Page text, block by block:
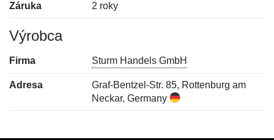
Záruka 2 roky
Výrobca
Firma Sturm Handels GmbH
Adresa
Graf-Bentzel-Str. 85, Rottenburg am
Neckar, Germany